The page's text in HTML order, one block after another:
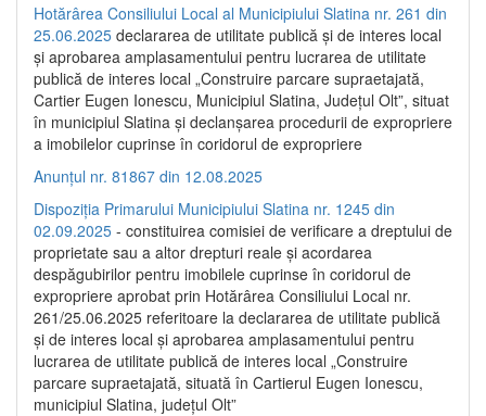
Hotărârea Consiliului Local al Municipiului Slatina nr. 261 din
25.06.2025 declararea de utilitate publică și de interes local
și aprobarea amplasamentului pentru lucrarea de utilitate
publică de interes local „Construire parcare supraetajată,
Cartier Eugen Ionescu, Municipiul Slatina, Județul Olt”, situat
în municipiul Slatina și declanșarea procedurii de expropriere
a imobilelor cuprinse în coridorul de expropriere
Anunțul nr. 81867 din 12.08.2025
Dispoziția Primarului Municipiului Slatina nr. 1245 din
02.09.2025 - constituirea comisiei de verificare a dreptului de
proprietate sau a altor drepturi reale și acordarea
despăgubirilor pentru imobilele cuprinse în coridorul de
expropriere aprobat prin Hotărârea Consiliului Local nr.
261/25.06.2025 referitoare la declararea de utilitate publică
și de interes local și aprobarea amplasamentului pentru
lucrarea de utilitate publică de interes local „Construire
parcare supraetajată, situată în Cartierul Eugen Ionescu,
municipiul Slatina, județul Olt”